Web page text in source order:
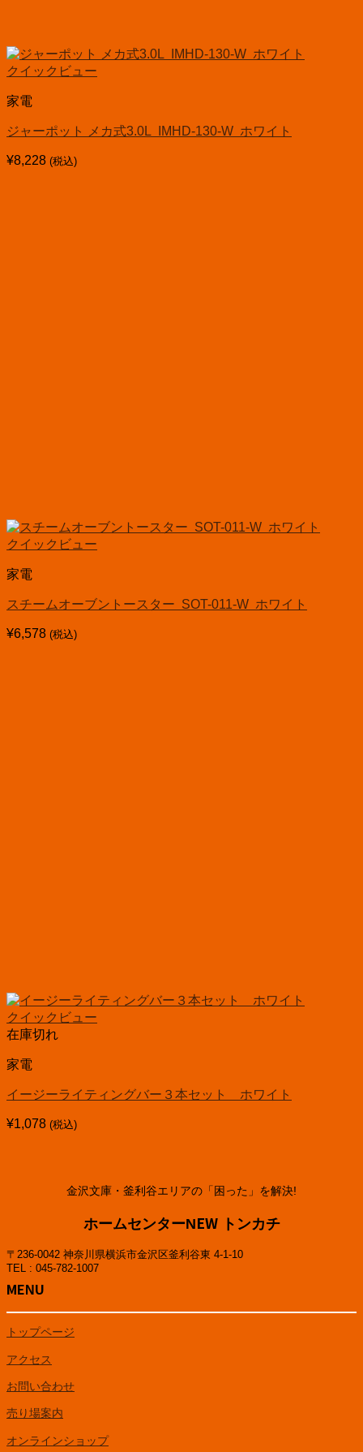
クイックビュー
家電
ジャーポット メカ式3.0L IMHD-130-W ホワイト
¥8,228 (税込)
クイックビュー
家電
スチームオーブントースター SOT-011-W ホワイト
¥6,578 (税込)
クイックビュー
在庫切れ
家電
イージーライティングバー３本セット ホワイト
¥1,078 (税込)
金沢文庫・釜利谷エリアの「困った」を解決!
ホームセンターNEW トンカチ
〒236-0042 神奈川県横浜市金沢区釜利谷東 4-1-10
TEL : 045-782-1007
MENU
トップページ
アクセス
お問い合わせ
売り場案内
オンラインショップ